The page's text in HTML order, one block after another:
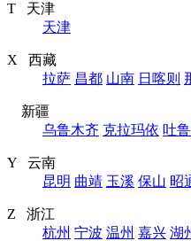
T 天津
天津
X 西藏
拉萨 昌都 山南 日喀则
新疆
乌鲁木齐 克拉玛依 吐
Y 云南
昆明 曲靖 玉溪 保山 昭
Z 浙江
杭州 宁波 温州 嘉兴 湖